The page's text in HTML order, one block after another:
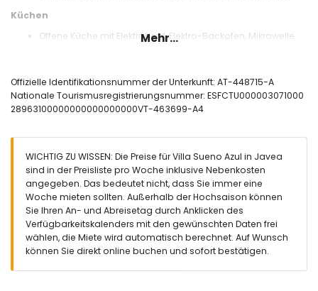
Küchen
Offene Küche mit Elektroherd, Elektro-Backofen, Mikrowelle,
Saftpresse
Küche mit Kühlschrank und Kaffeemaschine
Schlafzimmer und Badezimmer
2 Schlafzimmer mit Klimaanlage, jeweils mit 2 Einzelbetten
und eigenem Badezimmer
Eigenes Badezimmer mit Doppelwaschbecken, Badewanne,
Dusche und Toilette
Eigenes Badezimmer mit Einzelwaschbecken, Dusche,
Toilette und Haartrockner
2 eigene Badezimmer, jeweils mit Einzelwaschbecken,
Dusche und Toilette
Mehr...
Offizielle Identifikationsnummer der Unterkunft: AT-448715-A
Nationale Tourismusregistrierungsnummer: ESFCTU000003071000
28963100000000000000000VT-463699-A4
WICHTIG ZU WISSEN: Die Preise für Villa Sueno Azul in Javea
sind in der Preisliste pro Woche inklusive Nebenkosten
angegeben. Das bedeutet nicht, dass Sie immer eine
Woche mieten sollten. Außerhalb der Hochsaison können
Sie Ihren An- und Abreisetag durch Anklicken des
Verfügbarkeitskalenders mit den gewünschten Daten frei
wählen, die Miete wird automatisch berechnet. Auf Wunsch
können Sie direkt online buchen und sofort bestätigen.